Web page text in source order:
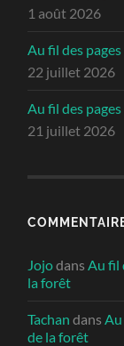
1 août 2026
Au fil des
22 juillet 2026
Au fil des
21 juillet 2026
Jojodans Au fil
la forêt
Tachan dans
de la forêt